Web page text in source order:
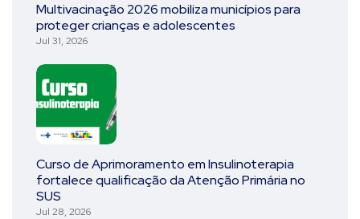
Multivacinação 2026 mobiliza municípios para
proteger crianças e adolescentes
Jul 31, 2026
Curso de Aprimoramento em Insulinoterapia
fortalece qualificação da Atenção Primária no
SUS
Jul 28, 2026